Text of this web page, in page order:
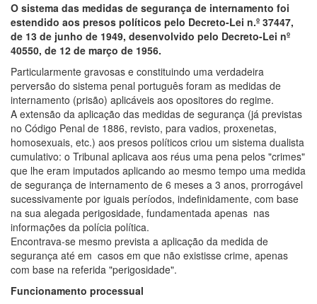
O sistema das medidas de segurança de internamento foi
estendido aos presos políticos pelo Decreto-Lei n.º 37447,
de 13 de junho de 1949, desenvolvido pelo Decreto-Lei nº
40550, de 12 de março de 1956.
Particularmente gravosas e constituindo uma verdadeira
perversão do sistema penal português foram as medidas de
internamento (prisão) aplicáveis aos opositores do regime.
A extensão da aplicação das medidas de segurança (já previstas
no Código Penal de 1886, revisto, para vadios, proxenetas,
homosexuais, etc.) aos presos políticos criou um sistema dualista
cumulativo: o Tribunal aplicava aos réus uma pena pelos "crimes"
que lhe eram imputados aplicando ao mesmo tempo uma medida
de segurança de internamento de 6 meses a 3 anos, prorrogável
sucessivamente por iguais períodos, indefinidamente, com base
na sua alegada perigosidade, fundamentada apenas nas
informações da polícia política.
Encontrava-se mesmo prevista a aplicação da medida de
segurança até em casos em que não existisse crime, apenas
com base na referida "perigosidade".
Funcionamento processual